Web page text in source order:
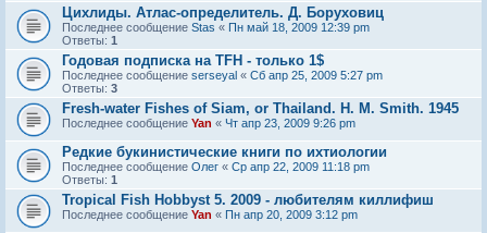
Цихлиды. Атлас-определитель. Д. Боруховиц
Последнее сообщение Stas « Пн май 18, 2009 12:39 pm
Ответы: 1
Годовая подписка на TFH - только 1$
Последнее сообщение serseyal « Сб апр 25, 2009 5:27 pm
Ответы: 3
Fresh-water Fishes of Siam, or Thailand. H. M. Smith. 1945
Последнее сообщение Yan « Чт апр 23, 2009 9:26 pm
Редкие букинистические книги по ихтиологии
Последнее сообщение Олег « Ср апр 22, 2009 11:18 pm
Ответы: 1
Tropical Fish Hobbyst 5. 2009 - любителям киллифиш
Последнее сообщение Yan « Пн апр 20, 2009 3:12 pm